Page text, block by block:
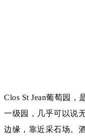
Clos St Jean葡萄园，
一级园，几乎可以说
边缘，靠近采石场。